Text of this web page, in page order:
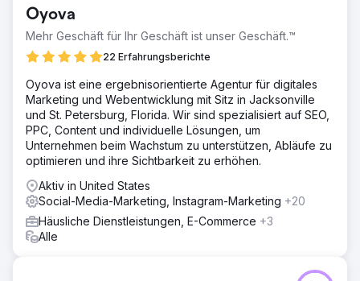
Diese Ergebnisse festigten Benchmarks Position als
Australiens größtes privates
Unternehmensmaklerunternehmen und klarer
Branchenführer.
Zur Agenturseite
Oyova
Mehr Geschäft für Ihr Geschäft ist unser Geschäft.™
22 Erfahrungsberichte
Oyova ist eine ergebnisorientierte Agentur für digitales
Marketing und Webentwicklung mit Sitz in Jacksonville
und St. Petersburg, Florida. Wir sind spezialisiert auf SEO,
PPC, Content und individuelle Lösungen, um
Unternehmen beim Wachstum zu unterstützen, Abläufe zu
optimieren und ihre Sichtbarkeit zu erhöhen.
Aktiv in United States
Social-Media-Marketing, Instagram-Marketing +20
Häusliche Dienstleistungen, E-Commerce +3
Alle